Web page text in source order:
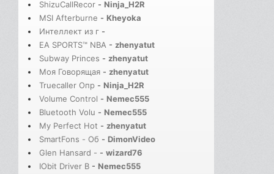
ShizuCallRecor - Ninja_H2R
MSI Afterburne - Kheyoka
Интеллект из г -
EA SPORTS™ NBA - zhenyatut
Subway Princes - zhenyatut
Моя Говорящая - zhenyatut
Truecaller Опр - Ninja_H2R
Volume Control - Nemec555
Bluetooth Volu - Nemec555
My Perfect Hot - zhenyatut
SmartFons - Об - DimonVideo
Glen Hansard - - wizard76
IObit Driver B - Nemec555